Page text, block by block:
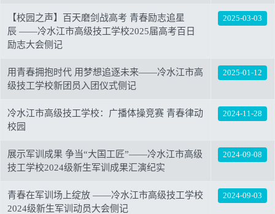
【校园之声】百天磨剑战高考 青春励志追星
辰 ——冷水江市高级技工学校2025届高考百日
励志大会侧记
2025-03-03
用青春拥抱时代 用梦想追逐未来——冷水江市高
级技工学校新团员入团仪式侧记
2025-01-12
冷水江市高级技工学校：广播体操竞赛 青春律动
校园
2024-11-28
展示军训成果 争当“大国工匠”——冷水江市高级
技工学校2024级新生军训成果汇演纪实
2024-09-08
青春在军训场上绽放 ——冷水江市高级技工学校
2024级新生军训动员大会侧记
2024-09-03